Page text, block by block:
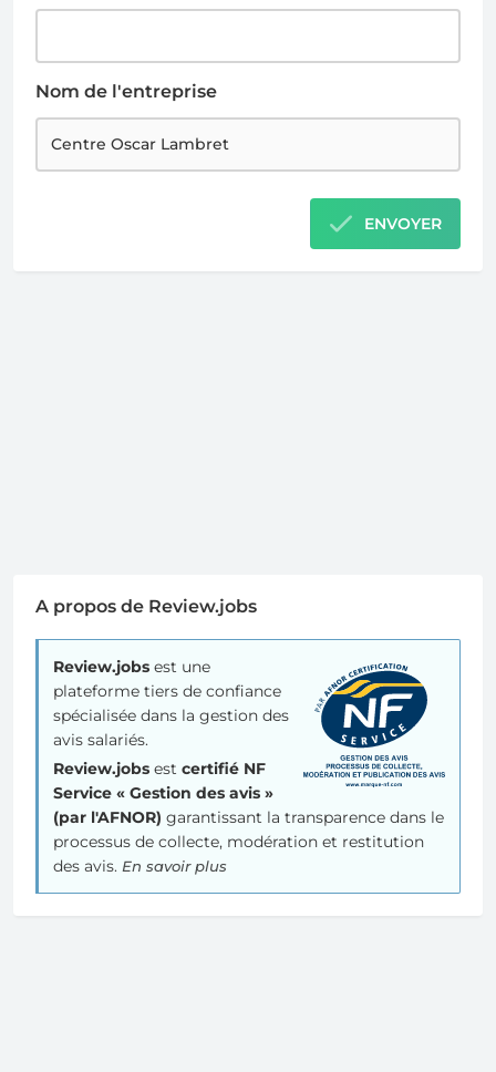
Nom de l'entreprise
ENVOYER
A propos de Review.jobs
Review.jobs est une
plateforme tiers de confiance
spécialisée dans la gestion des
avis salariés.
Review.jobs est certifié NF
Service « Gestion des avis »
(par l'AFNOR) garantissant la transparence dans le
processus de collecte, modération et restitution
des avis. En savoir plus